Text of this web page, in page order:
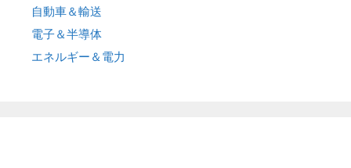
自動車＆輸送
電子＆半導体
エネルギー＆電力